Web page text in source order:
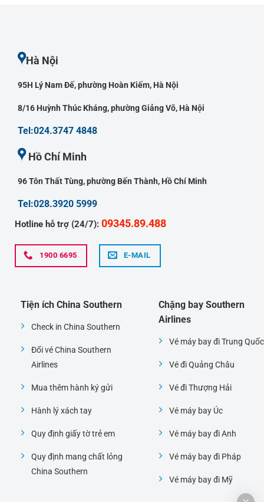
Hà Nội
95H Lý Nam Đế, phường Hoàn Kiếm, Hà Nội
8/16 Huỳnh Thúc Kháng, phường Giảng Võ, Hà Nội
Tel:024.3747 4848
Hồ Chí Minh
96 Tôn Thất Tùng, phường Bến Thành, Hồ Chí Minh
Tel:028.3920 5999
Hotline hỗ trợ (24/7): 09345.89.488
1900 6695 E-MAIL
Tiện ích China Southern
Check in China Southern
Đổi vé China Southern
Airlines
Mua thêm hành ký gửi
Hành lý xách tay
Quy định giấy tờ trẻ em
Quy định mang chất lỏng
China Southern
Chặng bay Southern
Airlines
Vé máy bay đi Trung Quốc
Vé đi Quảng Châu
Vé đi Thượng Hải
Vé máy bay Úc
Vé máy bay đi Anh
Vé máy bay đi Pháp
Vé máy bay đi Mỹ